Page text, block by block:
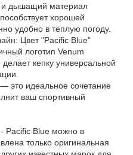
и дышащий материал
хорошей
удобно в теплую погоду.
Цвет "Pacific Blue"
логотип Venum
кепку универсальной
это идеальное сочетание
ваш спортивный
- Pacific Blue можно в
только оригинальная